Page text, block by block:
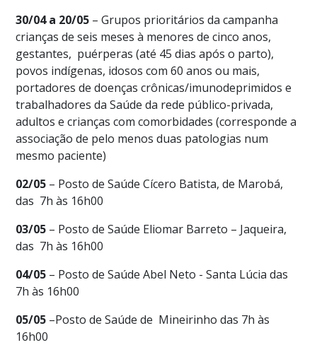
30/04 a 20/05 – Grupos prioritários da campanha
crianças de seis meses à menores de cinco anos,
gestantes, puérperas (até 45 dias após o parto),
povos indígenas, idosos com 60 anos ou mais,
portadores de doenças crônicas/imunodeprimidos e
trabalhadores da Saúde da rede público-privada,
adultos e crianças com comorbidades (corresponde a
associação de pelo menos duas patologias num
mesmo paciente)
02/05 – Posto de Saúde Cícero Batista, de Marobá,
das 7h às 16h00
03/05 – Posto de Saúde Eliomar Barreto – Jaqueira,
das 7h às 16h00
04/05 – Posto de Saúde Abel Neto - Santa Lúcia das
7h às 16h00
05/05 –Posto de Saúde de Mineirinho das 7h às
16h00